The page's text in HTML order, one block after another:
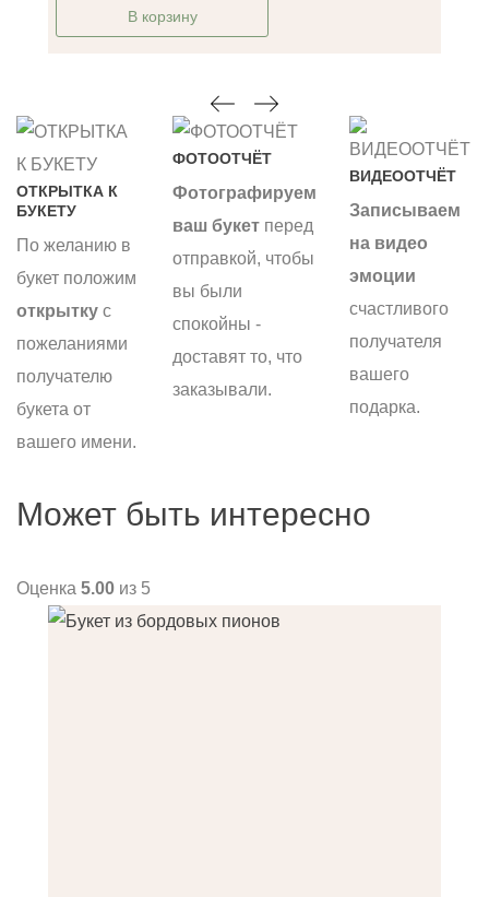
В корзину
ОТКРЫТКА К
БУКЕТУ
По желанию в
букет положим
открытку с
пожеланиями
получателю
букета от
вашего имени.
ФОТООТЧЁТ
Фотографируем
ваш букет перед
отправкой, чтобы
вы были
спокойны -
доставят то, что
заказывали.
ВИДЕООТЧЁТ
Записываем
на видео
эмоции
счастливого
получателя
вашего
подарка.
Может быть интересно
Оценка 5.00 из 5